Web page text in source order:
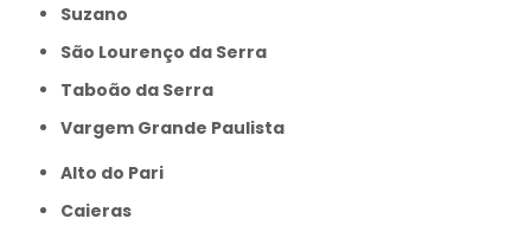
Suzano
São Lourenço da Serra
Taboão da Serra
Vargem Grande Paulista
Alto do Pari
Caieras